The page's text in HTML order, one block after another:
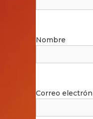
Nombre
Correo